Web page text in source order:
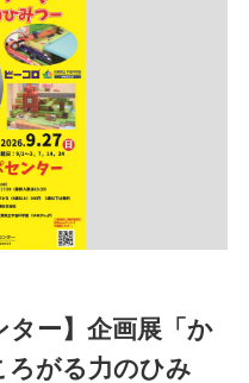
ター】企画展「か
がる力のひみ